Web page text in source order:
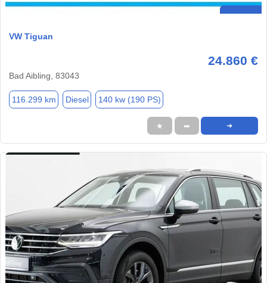
VW Tiguan
24.860 €
Bad Aibling, 83043
116.299 km Diesel 140 kw (190 PS)
★ ➦ ➜